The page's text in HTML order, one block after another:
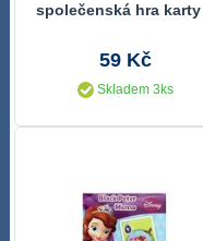
společenská hra
6,5x10x1cm
59 Kč
Skladem 3ks